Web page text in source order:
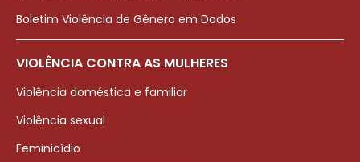
Boletim Violência de Gênero em Dados
VIOLÊNCIA CONTRA AS MULHERES
Violência doméstica e familiar
Violência sexual
Feminicídio